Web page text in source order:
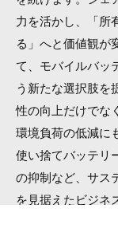
力を活かし、「所
る」へと価値観が
て、モバイルバッ
う新たな選択肢を
性の向上だけでな
環境負荷の低減に
使い捨てバッテリ
の抑制など、サス
を見据えたビジネ